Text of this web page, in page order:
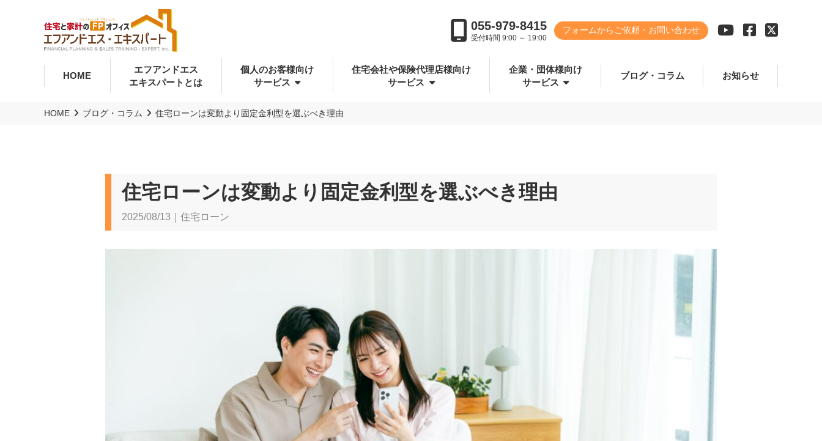
055-979-8415
受付時間 9:00 ～ 19:00
フォームからご依頼・お問い合わせ
HOME
エフアンドエス
エキスパートとは
個人のお客様向け
サービス
住宅会社や保険代理店様向け
サービス
企業・団体様向け
サービス
ブログ・コラム お知らせ
HOME ブログ・コラム 住宅ローンは変動より固定金利型を選ぶべき理由
住宅ローンは変動より固定金利型を選ぶべき理由
2025/08/13｜住宅ローン